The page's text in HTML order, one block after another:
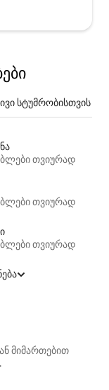
სტუმრობისთვის
თვიურად
თვიურად
თვიურად
მიმართებით